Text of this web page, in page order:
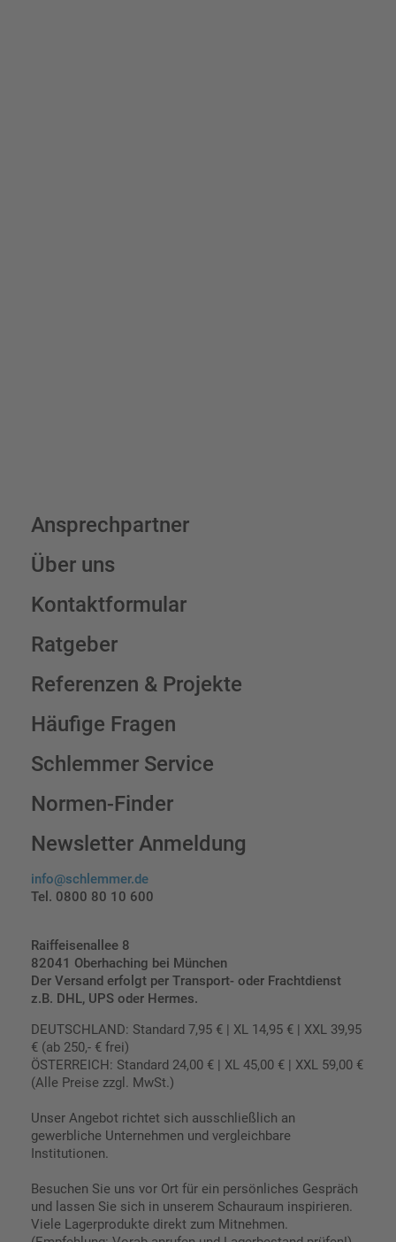
Ansprechpartner
Über uns
Kontaktformular
Ratgeber
Referenzen & Projekte
Häufige Fragen
Schlemmer Service
Normen-Finder
Newsletter Anmeldung
info@schlemmer.de
Tel. 0800 80 10 600
Raiffeisenallee 8
82041 Oberhaching bei München
Der Versand erfolgt per Transport- oder Frachtdienst
z.B. DHL, UPS oder Hermes.
DEUTSCHLAND: Standard 7,95 € | XL 14,95 € | XXL 39,95
€ (ab 250,- € frei)
ÖSTERREICH: Standard 24,00 € | XL 45,00 € | XXL 59,00 €
(Alle Preise zzgl. MwSt.)
Unser Angebot richtet sich ausschließlich an
gewerbliche Unternehmen und vergleichbare
Institutionen.
Besuchen Sie uns vor Ort für ein persönliches Gespräch
und lassen Sie sich in unserem Schauraum inspirieren.
Viele Lagerprodukte direkt zum Mitnehmen.